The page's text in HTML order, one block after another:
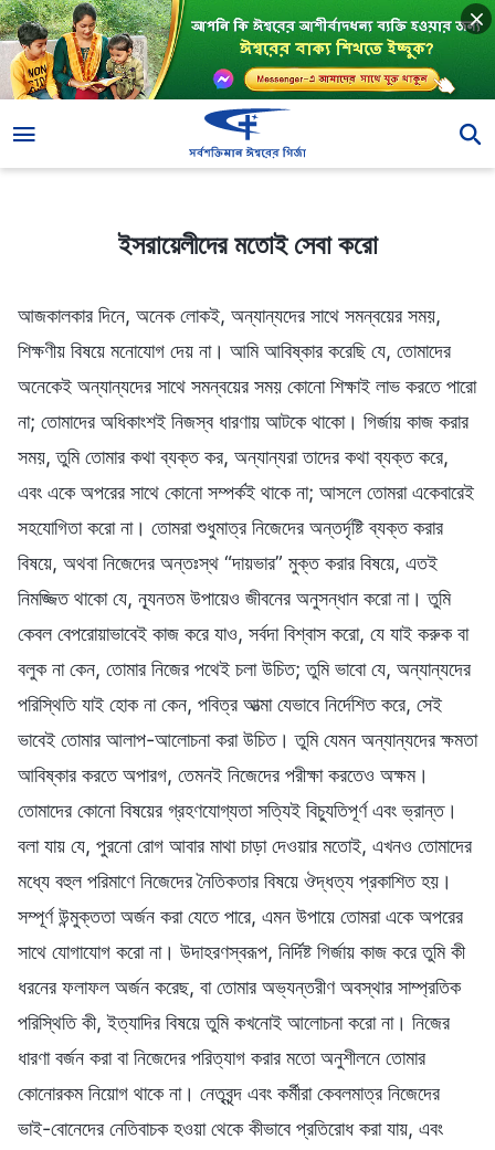
ইসরায়েলীদের মতোই সেবা করো
আজকালকার দিনে, অনেক লোকই, অন্যান্যদের সাথে সমন্বয়ের সময়,
শিক্ষণীয় বিষয়ে মনোযোগ দেয় না। আমি আবিষ্কার করেছি যে, তোমাদের
অনেকেই অন্যান্যদের সাথে সমন্বয়ের সময় কোনো শিক্ষাই লাভ করতে পারো
না; তোমাদের অধিকাংশই নিজস্ব ধারণায় আটকে থাকো। গির্জায় কাজ করার
সময়, তুমি তোমার কথা ব্যক্ত কর, অন্যান্যরা তাদের কথা ব্যক্ত করে,
এবং একে অপরের সাথে কোনো সম্পর্কই থাকে না; আসলে তোমরা একেবারেই
সহযোগিতা করো না। তোমরা শুধুমাত্র নিজেদের অন্তর্দৃষ্টি ব্যক্ত করার
বিষয়ে, অথবা নিজেদের অন্তঃস্থ “দায়ভার” মুক্ত করার বিষয়ে, এতই
নিমজ্জিত থাকো যে, ন্যূনতম উপায়েও জীবনের অনুসন্ধান করো না। তুমি
কেবল বেপরোয়াভাবেই কাজ করে যাও, সর্বদা বিশ্বাস করো, যে যাই করুক বা
বলুক না কেন, তোমার নিজের পথেই চলা উচিত; তুমি ভাবো যে, অন্যান্যদের
পরিস্থিতি যাই হোক না কেন, পবিত্র আত্মা যেভাবে নির্দেশিত করে, সেই
ভাবেই তোমার আলাপ-আলোচনা করা উচিত। তুমি যেমন অন্যান্যদের ক্ষমতা
আবিষ্কার করতে অপারগ, তেমনই নিজেদের পরীক্ষা করতেও অক্ষম।
তোমাদের কোনো বিষয়ের গ্রহণযোগ্যতা সত্যিই বিচ্যুতিপূর্ণ এবং ভ্রান্ত।
বলা যায় যে, পুরনো রোগ আবার মাথা চাড়া দেওয়ার মতোই, এখনও তোমাদের
মধ্যে বহুল পরিমাণে নিজেদের নৈতিকতার বিষয়ে ঔদ্ধত্য প্রকাশিত হয়।
সম্পূর্ণ উন্মুক্ততা অর্জন করা যেতে পারে, এমন উপায়ে তোমরা একে অপরের
সাথে যোগাযোগ করো না। উদাহরণস্বরূপ, নির্দিষ্ট গির্জায় কাজ করে তুমি কী
ধরনের ফলাফল অর্জন করেছ, বা তোমার অভ্যন্তরীণ অবস্থার সাম্প্রতিক
পরিস্থিতি কী, ইত্যাদির বিষয়ে তুমি কখনোই আলোচনা করো না। নিজের
ধারণা বর্জন করা বা নিজেদের পরিত্যাগ করার মতো অনুশীলনে তোমার
কোনোরকম নিয়োগ থাকে না। নেতৃবৃন্দ এবং কর্মীরা কেবলমাত্র নিজেদের
ভাই-বোনেদের নেতিবাচক হওয়া থেকে কীভাবে প্রতিরোধ করা যায়, এবং